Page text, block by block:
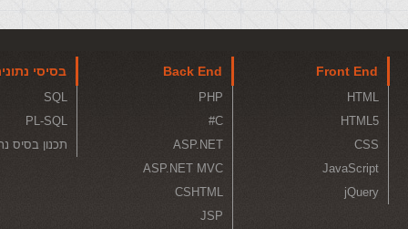
Front End
HTML
HTML5
CSS
JavaScript
jQuery
Back End
PHP
C#
ASP.NET
ASP.NET MVC
CSHTML
JSP
בסיסי
SQL
PL-SQL
תכנון בסיס